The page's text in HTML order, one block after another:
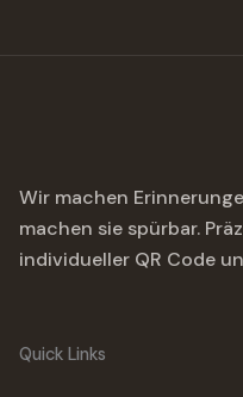
Wir machen
machen sie spürbar.
individueller QR Code
Quick Links